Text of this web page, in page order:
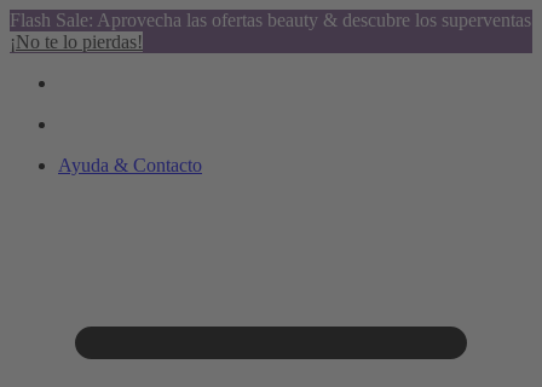
Flash Sale: Aprovecha las ofertas beauty & descubre los superventas
¡No te lo pierdas!
Ayuda & Contacto